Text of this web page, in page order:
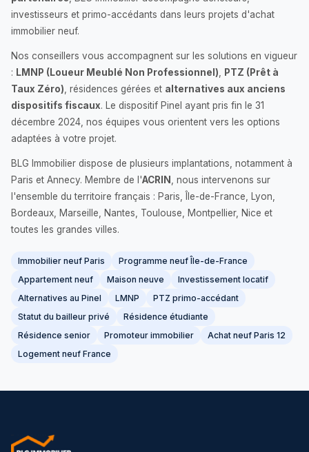
investisseurs et primo-accédants dans leurs projets d'achat
immobilier neuf.
Nos conseillers vous accompagnent sur les solutions en vigueur
: LMNP (Loueur Meublé Non Professionnel)
PTZ (Prêt à
Taux Zéro) , résidences gérées et alternatives aux anciens
dispositifs fiscaux. Le dispositif Pinel ayant pris fin le 31
décembre 2024, nos équipes vous orientent vers les options
adaptées à votre projet.
BLG Immobilier dispose de plusieurs implantations, notamment à
Paris et Annecy. Membre de l'ACRIN
, nous intervenons sur
l'ensemble du territoire français : Paris, Île-de-France, Lyon,
Bordeaux, Marseille, Nantes, Toulouse, Montpellier, Nice et
toutes les grandes villes.
Immobilier neuf Paris
Programme neuf Île-de-France
Appartement neuf
Maison neuve
Investissement locatif
Alternatives au Pinel
LMNP
PTZ primo-accédant
Statut du bailleur privé
Résidence étudiante
Résidence senior
Promoteur immobilier
Achat neuf Paris 12
Logement neuf France